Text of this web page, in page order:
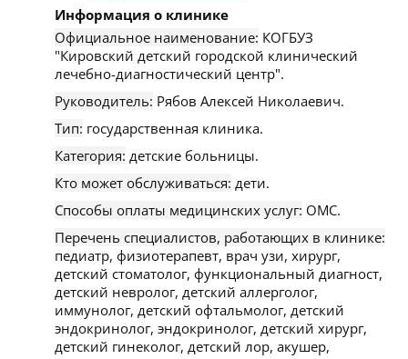
Информация о клинике
Официальное наименование: КОГБУЗ
"Кировский детский городской клинический
лечебно-диагностический центр".
Руководитель: Рябов Алексей Николаевич.
Тип: государственная клиника.
Категория: детские больницы.
Кто может обслуживаться: дети.
Способы оплаты медицинских услуг: ОМС.
Перечень специалистов, работающих в клинике:
педиатр, физиотерапевт, врач узи, хирург,
детский стоматолог, функциональный диагност,
детский невролог, детский аллерголог,
иммунолог, детский офтальмолог, детский
эндокринолог, эндокринолог, детский хирург,
детский гинеколог, детский лор, акушер,